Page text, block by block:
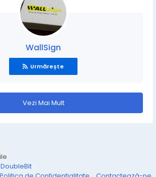
WallSign
Urmărește
Vezi Mai Mult
DoubleBit